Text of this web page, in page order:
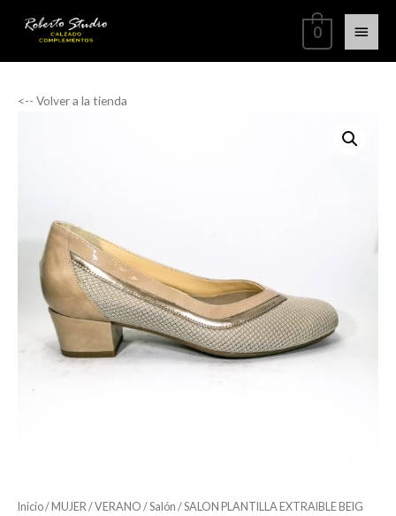
0
<-- Volver a la tienda
Inicio/ MUJER /VERANO /Salón / SALON PLANTILLA EXTRAIBLE BEIG